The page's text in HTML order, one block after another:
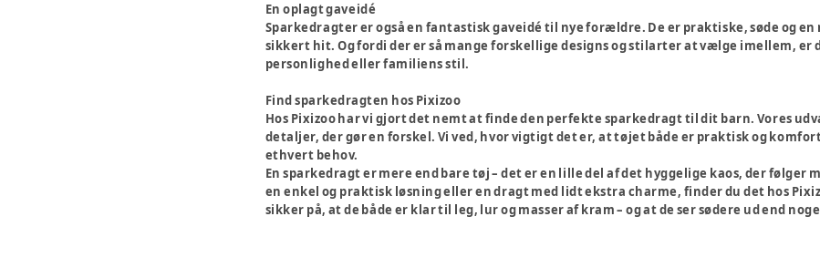
En oplagt gaveidé
Sparkedragter er også en fantastisk gaveidé til nye forældre. De er praktiske, søde og
sikkert hit. Og fordi der er så mange forskellige designs og stilarter at vælge imellem,
personlighed eller familiens stil.
Find sparkedragten hos Pixizoo
Hos Pixizoo har vi gjort det nemt at finde den perfekte sparkedragt til dit barn. Vores
detaljer, der gør en forskel. Vi ved, hvor vigtigt det er, at tøjet både er praktisk og
ethvert behov.
En sparkedragt er mere end bare tøj – det er en lille del af det hyggelige kaos, der
en enkel og praktisk løsning eller en dragt med lidt ekstra charme, finder du det hos
sikker på, at de både er klar til leg, lur og masser af kram – og at de ser sødere ud end